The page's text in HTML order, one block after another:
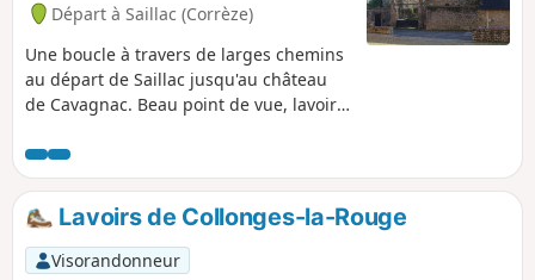
Départ à Saillac (Corrèze)
Une boucle à travers de larges chemins
au départ de Saillac jusqu'au château
de Cavagnac. Beau point de vue, lavoir,
randonnée.
Lavoirs de Collonges-la-Rouge
Visorandonneur